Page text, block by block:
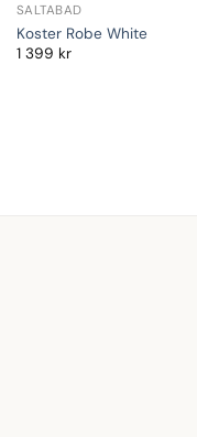
SALTABAD
Koster Robe White
1 399 kr